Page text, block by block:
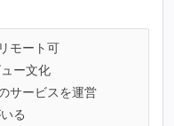
モート可
ー文化
サービスを運営
る